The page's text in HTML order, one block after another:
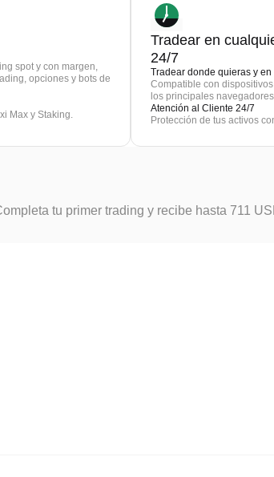
spot y con margen,
opciones y bots de
Max y Staking.
Tradear en
24/7
Tradear donde quieras y
Compatible con
los principales
Atención al Cliente 24/7
Protección de tus activos
tu primer trading y recibe hasta 711